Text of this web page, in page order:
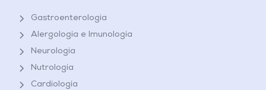
Gastroenterologia
Alergologia e Imunologia
Neurologia
Nutrologia
Cardiologia